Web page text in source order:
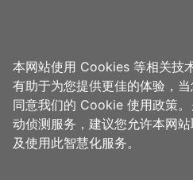
首页 > 想去的地方 > 住宿 > 绿的旅馆
绿的旅馆(3
点
本网站使用 Cookies 等相关技
有助于为您提供更佳的体验，
同意我们的 Cookie 使用政策
动侦测服务，建议您允许本网
及使用此智慧化服务。